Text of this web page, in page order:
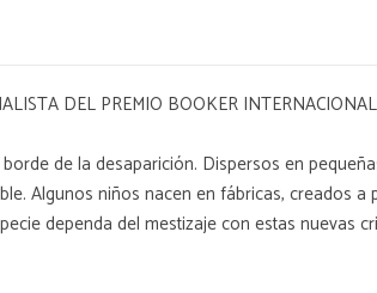
DEL PREMIO BOOKER
de la desaparición. Dispersos en
Algunos niños nacen en fábricas, creados
dependa del mestizaje con estas nuevas